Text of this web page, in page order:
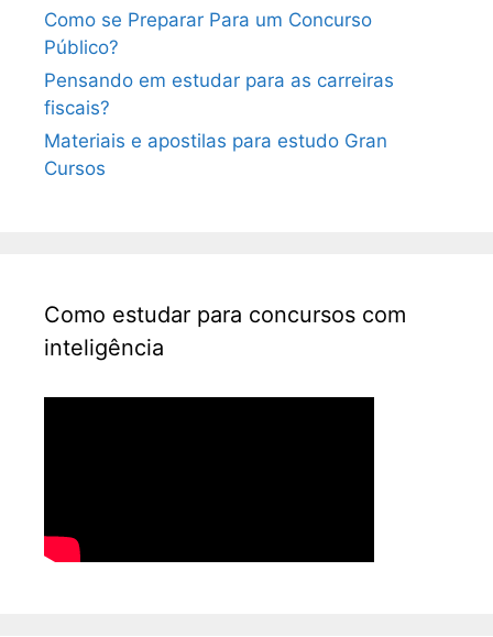
Como se Preparar Para um Concurso
Público?
Pensando em estudar para as carreiras
fiscais?
Materiais e apostilas para estudo Gran
Cursos
Como estudar para concursos com
inteligência